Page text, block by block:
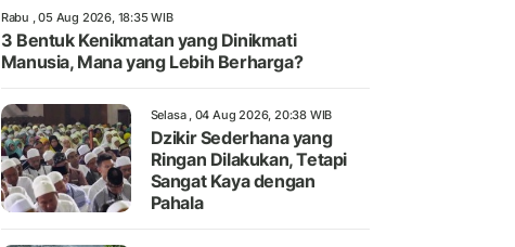
Rabu , 05 Aug 2026, 18:35 WIB
3 Bentuk Kenikmatan yang Dinikmati
Manusia, Mana yang Lebih Berharga?
Selasa , 04 Aug 2026, 20:38 WIB
Dzikir Sederhana yang
Ringan Dilakukan, Tetapi
Sangat Kaya dengan
Pahala